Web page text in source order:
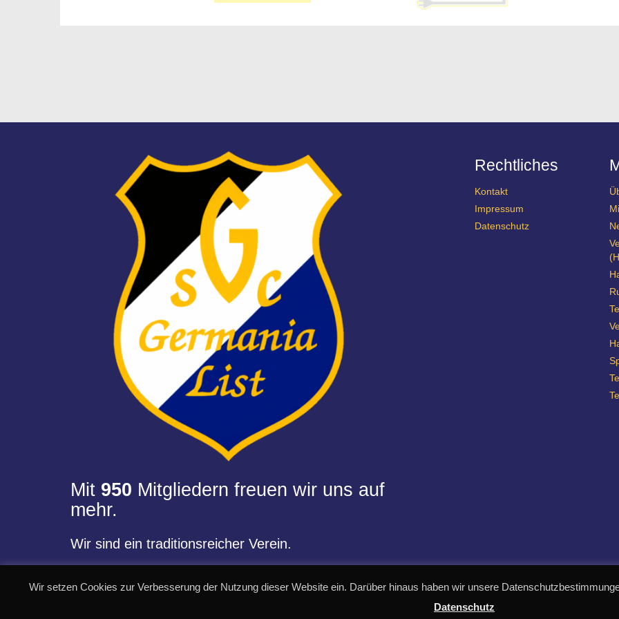
Mit 950 Mitgliedern freuen wir uns auf
mehr.
Wir sind ein traditionsreicher Verein.
Rechtliches
Kontakt
Impressum
Datenschutz
Wir setzen Cookies zur Verbesserung der Nutzung dieser Website ein. Darüber hinaus haben wir unsere
Datenschutz